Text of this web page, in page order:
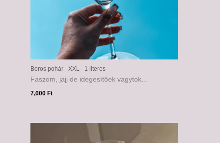
Boros pohár - XXL - 1 literes
Faszom, jajj de idegesítőek vagytok…
7,000Ft